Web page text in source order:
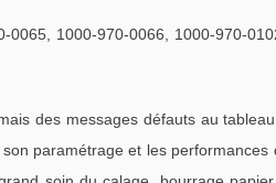
1000-970-0066, 1000-970-
des messages défauts au
paramétrage et les